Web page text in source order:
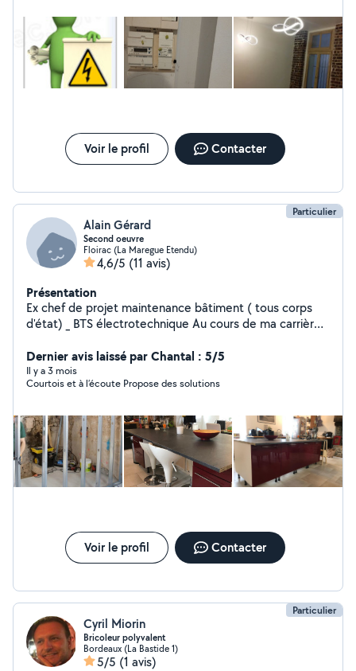
Voir le profil Contacter
Particulier
Alain Gérard
Second oeuvre
Floirac (La Maregue Etendu)
4,6/5 (11 avis)
Présentation
Ex chef de projet maintenance bâtiment ( tous corps
d'état) _ BTS électrotechnique Au cours de ma carrière
du bâtiment (électricité, peinture, plâtrerie,équipement
cuisine et sdb). Très méticuleux, voire perfectionniste,
je suis à même de vous conseiller ( voire à réaliser des
pour lesquels je postule. Par ailleurs j'accepte le
règlement en CESU
Dernier avis laissé par Chantal : 5/5
Il y a 3 mois
Courtois et à l’écoute Propose des solutions
Voir le profil Contacter
Particulier
Cyril Miorin
Bricoleur polyvalent
Bordeaux (La Bastide 1)
5/5 (1 avis)